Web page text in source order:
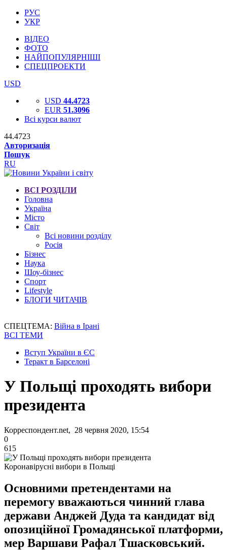
РУС
УКР
ВІДЕО
ФОТО
НАЙПОПУЛЯРНІШІ
СПЕЦПРОЕКТИ
USD
USD 44.4723
EUR 51.3096
Всі курси валют
44.4723
Авторизація
Пошук
RU
ВСІ РОЗДІЛИ
Головна
Україна
Місто
Світ
Всі новини розділу
Росія
Бізнес
Наука
Шоу-бізнес
Спорт
Lifestyle
БЛОГИ ЧИТАЧІВ
СПЕЦТЕМА: Війна в Ірані
ВСІ ТЕМИ
Вступ України в ЄС
Теракт в Барселоні
У Польщі проходять вибори
президента
Корреспондент.net, 28 червня 2020, 15:54
0
615
Коронавірусні вибори в Польщі
Основними претендентами на
перемогу вважаються чинний глава
держави Анджей Дуда та кандидат від
опозиційної Громадянської платформи,
мер Варшави Рафал Тшасковський.